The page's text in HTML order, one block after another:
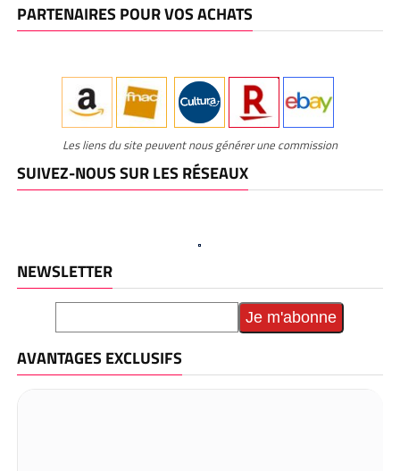
PARTENAIRES POUR VOS ACHATS
Les liens du site peuvent nous générer une commission
SUIVEZ-NOUS SUR LES RÉSEAUX
NEWSLETTER
AVANTAGES EXCLUSIFS